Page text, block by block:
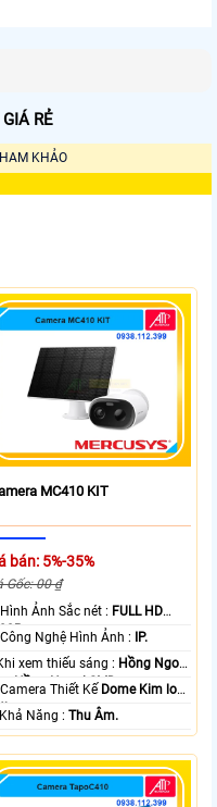
RẺ
KHẢO
MC410 KIT
bán: 5%-35%
Gốc: 00 ₫
🔆 Hình Ảnh Sắc nét : FULL HD
.
🌠 Công Nghệ Hình Ảnh : IP.
⭐ Khi xem thiếu sáng : Hồng Ngoại
Hồng Ngoại SMD.
🕸️ Camera Thiết Kế Dome Kim loại
️✔️ Khả Năng :Thu Âm.